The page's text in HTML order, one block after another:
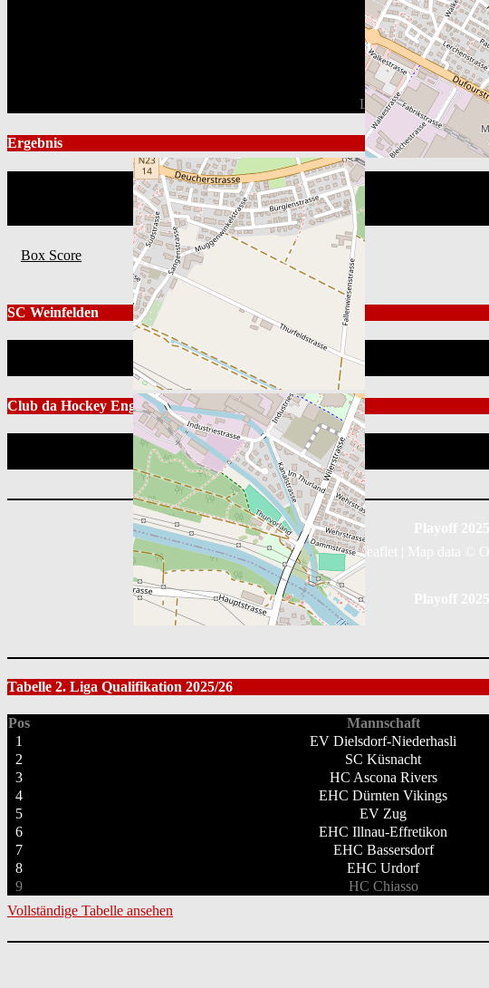
Leaflet
Lauligstrasse 6, 8570
Ergebnis
Mannschaft
SC Weinfelden
Club da Hockey Engiadina
Box Score
SC Weinfelden
Club da Hockey Engiadina
Position
Tabelle 2. Liga Qualifikation 2025/26
Pos Mannschaft
1
EV Dielsdorf-Niederhasli
2
SC Küsnacht
3
HC Ascona Rivers
4
EHC Dürnten Vikings
5
EV Zug
6
EHC Illnau-Effretikon
7
EHC Bassersdorf
8
EHC Urdorf
9
HC Chiasso
Vollständige Tabelle ansehen